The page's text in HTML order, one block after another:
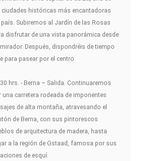
ciudades históricas más encantadoras
país. Subiremos al Jardín de las Rosas
disfrutar de una vista panorámica desde
Después, dispondréis de tiempo
para pasear por el centro.
hrs. - Berna – Salida. Continuaremos
una carretera rodeada de imponentes
de alta montaña, atravesando el
de Berna, con sus pintorescos
de arquitectura de madera, hasta
a la región de Gstaad, famosa por sus
de esquí.